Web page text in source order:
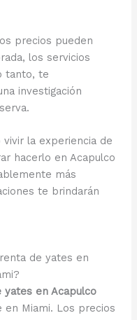
precios pueden
los servicios
tanto, te
investigación
la experiencia de
hacerlo en Acapulco
más
te brindarán
de yates en
en Acapulco
en Miami. Los precios